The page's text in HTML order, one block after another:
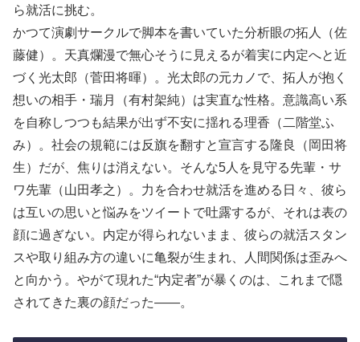
ら就活に挑む。
かつて演劇サークルで脚本を書いていた分析眼の拓人（佐
藤健）。天真爛漫で無心そうに見えるが着実に内定へと近
づく光太郎（菅田将暉）。光太郎の元カノで、拓人が抱く
想いの相手・瑞月（有村架純）は実直な性格。意識高い系
を自称しつつも結果が出ず不安に揺れる理香（二階堂ふ
み）。社会の規範には反旗を翻すと宣言する隆良（岡田将
生）だが、焦りは消えない。そんな5人を見守る先輩・サ
ワ先輩（山田孝之）。力を合わせ就活を進める日々、彼ら
は互いの思いと悩みをツイートで吐露するが、それは表の
顔に過ぎない。内定が得られないまま、彼らの就活スタン
スや取り組み方の違いに亀裂が生まれ、人間関係は歪みへ
と向かう。やがて現れた“内定者”が暴くのは、これまで隠
されてきた裏の顔だった——。